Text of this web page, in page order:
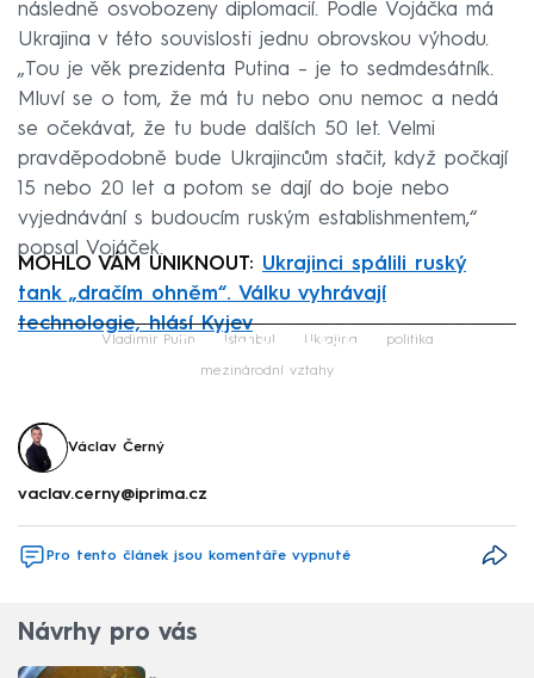
následně osvobozeny diplomacií. Podle Vojáčka má
Ukrajina v této souvislosti jednu obrovskou výhodu.
„Tou je věk prezidenta Putina – je to sedmdesátník.
Mluví se o tom, že má tu nebo onu nemoc a nedá
se očekávat, že tu bude dalších 50 let. Velmi
pravděpodobně bude Ukrajincům stačit, když počkají
15 nebo 20 let a potom se dají do boje nebo
vyjednávání s budoucím ruským establishmentem,“
popsal Vojáček.
MOHLO VÁM UNIKNOUT: Ukrajinci spálili ruský
tank „dračím ohněm“. Válku vyhrávají
technologie, hlásí Kyjev
Failed to fetch
Vladimir Putin Istanbul Ukrajina politika
mezinárodní vztahy
Václav Černý
vaclav.cerny@iprima.cz
Pro tento článek jsou komentáře vypnuté
Návrhy pro vás